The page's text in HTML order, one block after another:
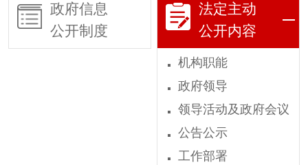
政府信息
公开制度
法定主动
公开内容
机构职能
政府领导
领导活动及政府会议
公告公示
工作部署